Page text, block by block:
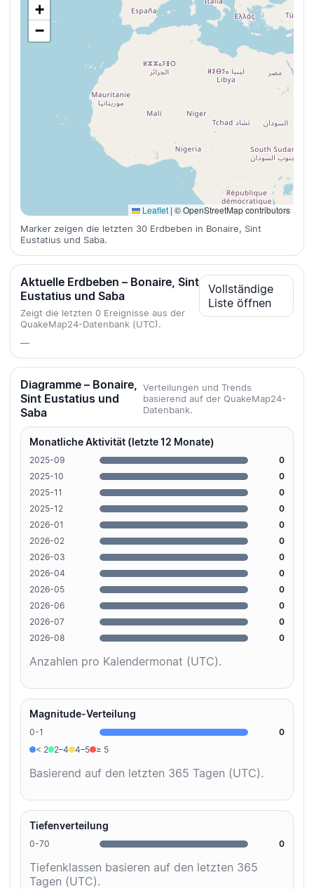
+
−
Leaflet | © OpenStreetMap contributors
Marker zeigen die letzten 30 Erdbeben in Bonaire, Sint
Eustatius und Saba.
Aktuelle Erdbeben – Bonaire, Sint
Eustatius und Saba
Zeigt die letzten 0 Ereignisse aus der
QuakeMap24-Datenbank (UTC).
Vollständige
Liste öffnen
—
Diagramme – Bonaire,
Sint Eustatius und
Saba
Verteilungen und Trends
basierend auf der QuakeMap24-
Datenbank.
Monatliche Aktivität (letzte 12 Monate)
2025-09
0
2025-10
0
2025-11
0
2025-12
0
2026-01
0
2026-02
0
2026-03
0
2026-04
0
2026-05
0
2026-06
0
2026-07
0
2026-08
0
Anzahlen pro Kalendermonat (UTC).
Magnitude-Verteilung
0-1
0
< 2
2–4 4–5 ≥ 5
Basierend auf den letzten 365 Tagen (UTC).
Tiefenverteilung
0-70 0
Tiefenklassen basieren auf den letzten 365
Tagen (UTC).